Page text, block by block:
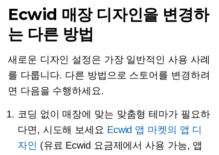
Ecwid 매장 디자인을 변경하
는 다른 방법
새로운 디자인 설정은 가장 일반적인 사용 사례
를 다룹니다. 다른 방법으로 스토어를 변경하려
면 다음을 수행하세요.
코딩 없이 매장에 맞는 맞춤형 테마가 필요하
다면, 시도해 보세요 Ecwid 앱 마켓의 앱 디
자인 (유료 Ecwid 요금제에서 사용 가능, 앱